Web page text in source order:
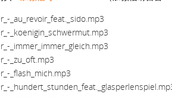
_au_revoir_feat._sido.mp3
_koenigin_schwermut.mp3
_immer_immer_gleich.mp3
_zu_oft.mp3
_flash_mich.mp3